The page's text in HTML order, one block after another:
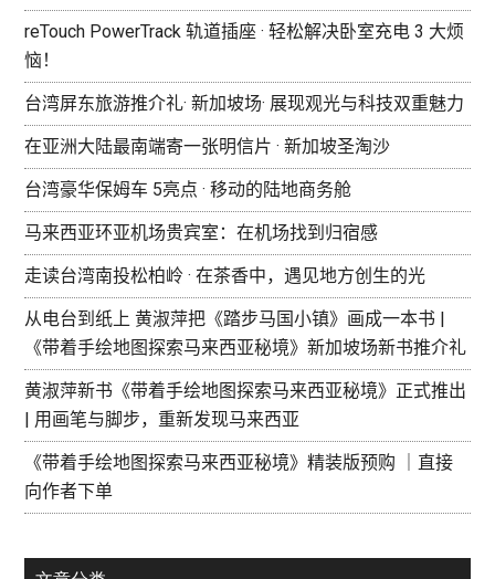
reTouch PowerTrack 轨道插座 · 轻松解决卧室充电 3 大烦
恼！
台湾屏东旅游推介礼· 新加坡场· 展现观光与科技双重魅力
在亚洲大陆最南端寄一张明信片 · 新加坡圣淘沙
台湾豪华保姆车 5亮点 · 移动的陆地商务舱
马来西亚环亚机场贵宾室：在机场找到归宿感
走读台湾南投松柏岭 · 在茶香中，遇见地方创生的光
从电台到纸上 黄淑萍把《踏步马国小镇》画成一本书 |
《带着手绘地图探索马来西亚秘境》新加坡场新书推介礼
黄淑萍新书《带着手绘地图探索马来西亚秘境》正式推出
| 用画笔与脚步，重新发现马来西亚
《带着手绘地图探索马来西亚秘境》精装版预购 ｜直接
向作者下单